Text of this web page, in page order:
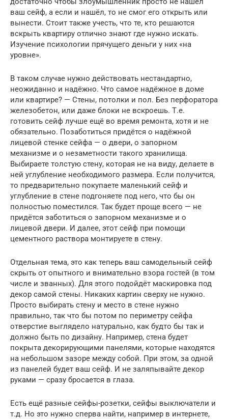
ваш сейф, а если и нашёл, то не смог его открыть или
вынести. Стоит также учесть, что те, кто решаются
вскрыть квартиру отлично знают где нужно искать.
Изучение психологии прячущего деньги у них «на
уровне».
В таком случае нужно действовать нестандартно,
неожиданно и надёжно. Что самое надёжное в доме
или квартире? — Стены, потолки и пол. Без перфоратора
железобетон, или даже блоки не вскроешь. Т.е.
готовить сейф лучше ещё во время ремонта, хотя и не
обязательно. Позаботиться придётся о надёжной
лицевой стенке сейфа — о двери, о запорном
механизме и о незаметности такого хранилища.
Выбираете толстую стену, которая не на виду, делаете в
ней углубление необходимого размера. Если получится,
то предварительно покупаете маленький сейф и
углубление в стене подгоняете под него, что бы он
полностью поместился. Так будет проще всего — не
придётся заботиться о запорном механизме и о
лицевой двери. И далее, этот сейф при помощи
цементного раствора монтируете в стену.
Отдельная тема, это как теперь ваш самодельный сейф
скрыть от опытного и внимательно взора гостей (в том
числе и званных). Для этого подойдёт маскировка под
декор самой стены. Никаких картин сверху не нужно.
Просто выбирать стену и место в стене нужно
правильно, так что бы потом по периметру сейфа
отверстие выглядело натурально, как будто бы так и
должно быть по дизайну. Например, стена будет
покрыта декорирующими панелями, которые находятся
на небольшом зазоре между собой. При этом, за одной
из панелей будет ваш сейф. И не заляпывайте декор
руками — сразу бросается в глаза.
Есть ещё разные сейфы-розетки, сейфы выключатели и
т.д. Но это нужно сперва найти, например в интернете,